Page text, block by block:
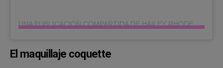
UNA PUBLICACIÓN COMPARTIDA DE HAILEY RHODE BALDWIN BIEBER (@HAILEYBIEBER)
El maquillaje coquette